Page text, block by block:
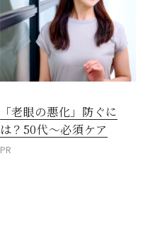
「老眼の悪化」防ぐに
は？50代～必須ケア
PR